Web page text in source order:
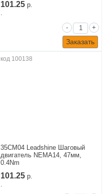
101.25 р.
.
-
+
Заказать
код 100138
35CM04 Leadshine Шаговый
двигатель NEMA14, 47мм,
0.4Nm
101.25 р.